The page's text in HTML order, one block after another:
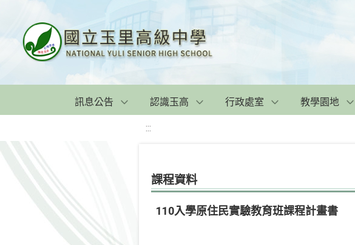
訊息公告 認識玉高 行政處室 教學園地
:::
課程資料
110入學原住民實驗教育班課程計畫書